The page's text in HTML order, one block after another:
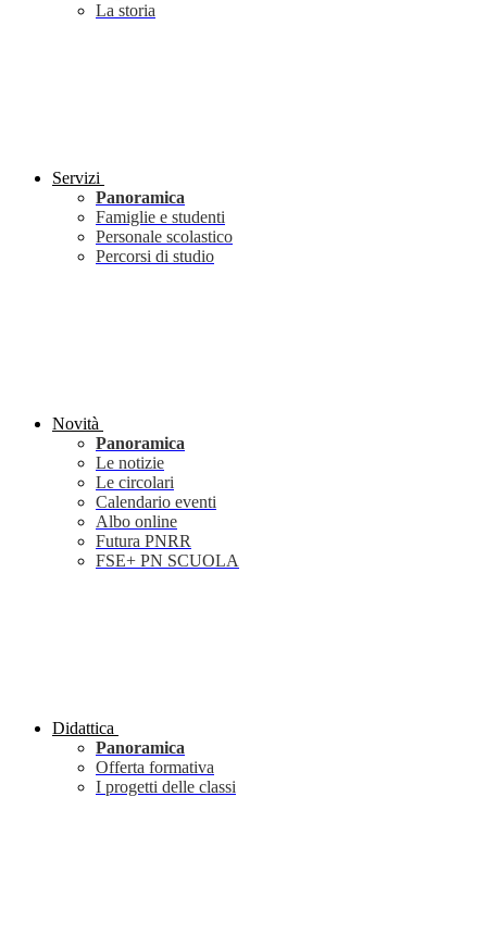
La storia
Servizi
Panoramica
Famiglie e studenti
Personale scolastico
Percorsi di studio
Novità
Panoramica
Le notizie
Le circolari
Calendario eventi
Albo online
Futura PNRR
FSE+ PN SCUOLA
Didattica
Panoramica
Offerta formativa
I progetti delle classi